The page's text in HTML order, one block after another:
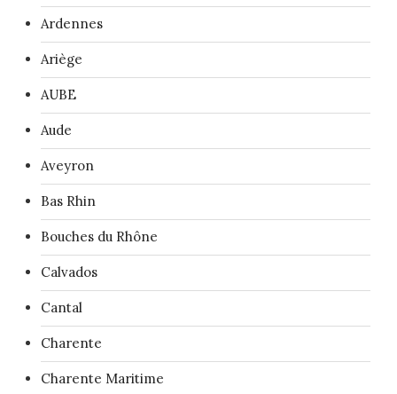
Ardennes
Ariège
AUBE
Aude
Aveyron
Bas Rhin
Bouches du Rhône
Calvados
Cantal
Charente
Charente Maritime